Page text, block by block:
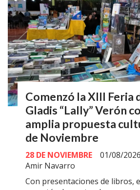
Comenzó la XIII Feria
Gladis “Lally” Verón
amplia propuesta
de Noviembre
Amir Navarro
28 DE NOVIEMBRE 01/08/2026
Con presentaciones de libros,